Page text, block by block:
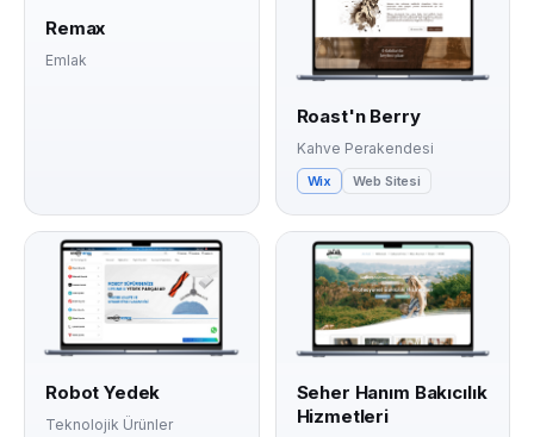
Remax
Emlak
Roast'n Berry
Kahve Perakendesi
Wix Web Sitesi
Robot Yedek
Teknolojik Ürünler
Seher Hanım Bakıcılık
Hizmetleri